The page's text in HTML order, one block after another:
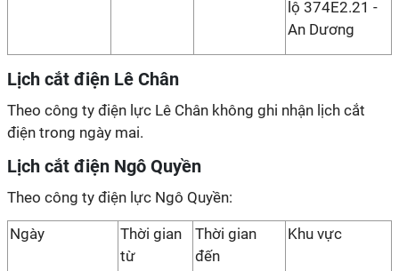
lộ 374E2.21 -
An Dương
Lịch cắt điện Lê Chân
Theo công ty điện lực Lê Chân không ghi nhận lịch cắt
điện trong ngày mai.
Lịch cắt điện Ngô Quyền
Theo công ty điện lực Ngô Quyền:
Ngày
Thời gian
từ
Thời gian
đến
Khu vực